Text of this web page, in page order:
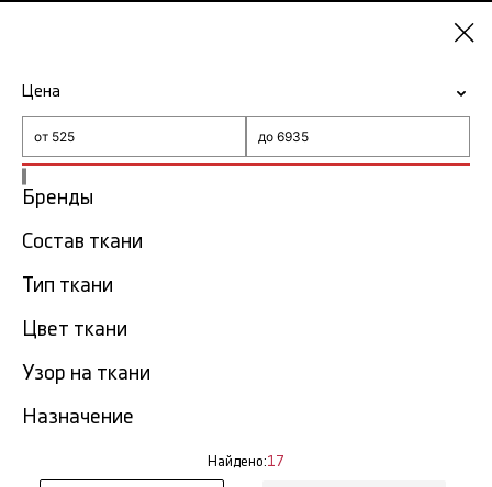
ГлавнаяТкань с платочным узором
Ткань с платочным узором
в Самаре
Фильтр
Показать все
Цена
Бренды
Состав ткани
Тип ткани
Цвет ткани
Узор на ткани
Назначение
Найдено:17
NEW